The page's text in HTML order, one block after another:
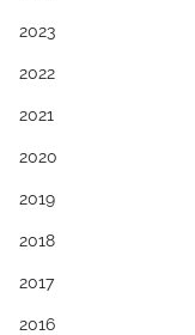
2023
2022
2021
2020
2019
2018
2017
2016